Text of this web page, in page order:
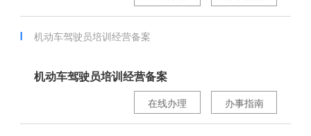
机动车驾驶员培训经营备案
机动车驾驶员培训经营备案
办事指南
在线办理